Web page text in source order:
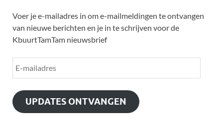
Voer je e-mailadres in om e-mailmeldingen te ontvangen
van nieuwe berichten en je in te schrijven voor de
KbuurtTamTam nieuwsbrief
UPDATES ONTVANGEN